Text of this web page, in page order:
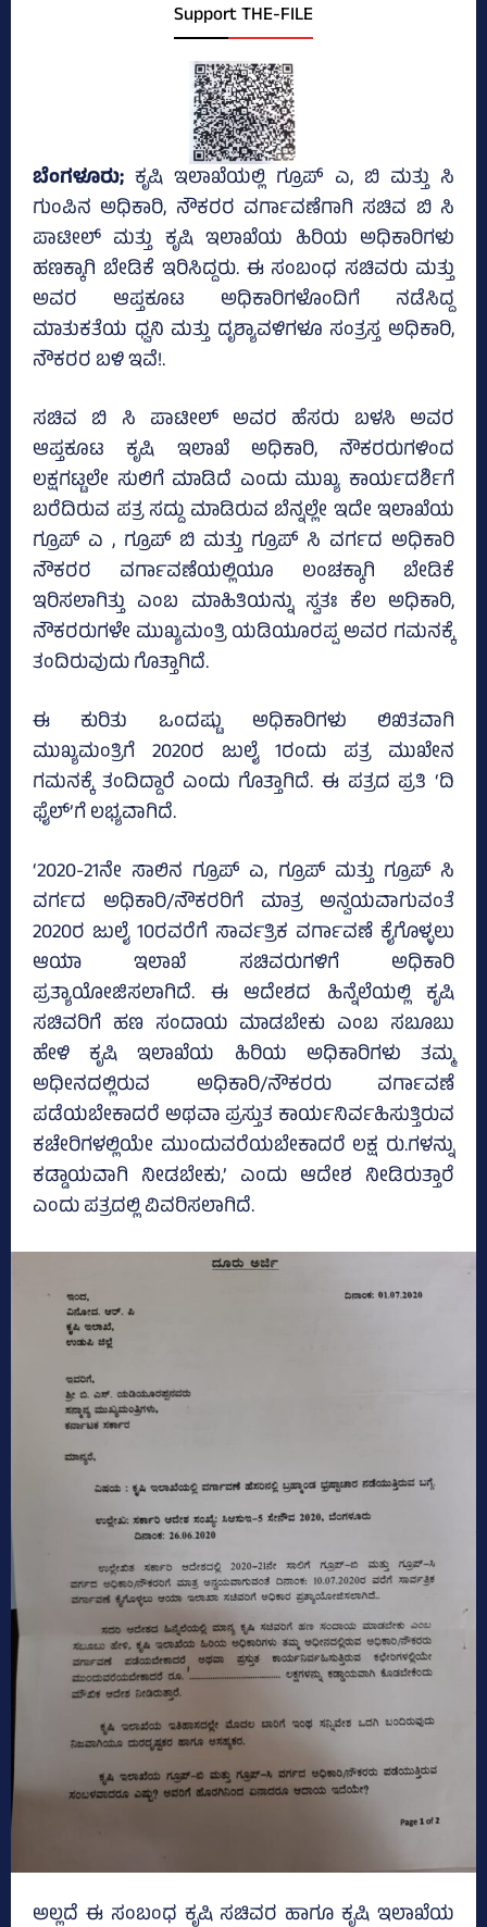
Support THE-FILE
ಬೆಂಗಳೂರು; ಕೃಷಿ ಇಲಾಖೆಯಲ್ಲಿ ಗ್ರೂಪ್‌ ಎ, ಬಿ ಮತ್ತು ಸಿ
ಗುಂಪಿನ ಅಧಿಕಾರಿ, ನೌಕರರ ವರ್ಗಾವಣೆಗಾಗಿ ಸಚಿವ ಬಿ ಸಿ
ಪಾಟೀಲ್‌ ಮತ್ತು ಕೃಷಿ ಇಲಾಖೆಯ ಹಿರಿಯ ಅಧಿಕಾರಿಗಳು
ಹಣಕ್ಕಾಗಿ ಬೇಡಿಕೆ ಇರಿಸಿದ್ದರು. ಈ ಸಂಬಂಧ ಸಚಿವರು ಮತ್ತು
ಅವರ ಆಪ್ತಕೂಟ ಅಧಿಕಾರಿಗಳೊಂದಿಗೆ ನಡೆಸಿದ್ದ
ಮಾತುಕತೆಯ ಧ್ವನಿ ಮತ್ತು ದೃಶ್ಯಾವಳಿಗಳೂ ಸಂತ್ರಸ್ತ ಅಧಿಕಾರಿ,
ನೌಕರರ ಬಳಿ ಇವೆ!.
ಸಚಿವ ಬಿ ಸಿ ಪಾಟೀಲ್ ಅವರ ಹೆಸರು ಬಳಸಿ ಅವರ
ಆಪ್ತಕೂಟ ಕೃಷಿ ಇಲಾಖೆ ಅಧಿಕಾರಿ, ನೌಕರರುಗಳಿಂದ
ಲಕ್ಷಗಟ್ಟಲೇ ಸುಲಿಗೆ ಮಾಡಿದೆ ಎಂದು ಮುಖ್ಯ ಕಾರ್ಯದರ್ಶಿಗೆ
ಬರೆದಿರುವ ಪತ್ರ ಸದ್ದು ಮಾಡಿರುವ ಬೆನ್ನಲ್ಲೇ ಇದೇ ಇಲಾಖೆಯ
ಗ್ರೂಪ್‌ ಎ , ಗ್ರೂಪ್‌ ಬಿ ಮತ್ತು ಗ್ರೂಪ್‌ ಸಿ ವರ್ಗದ ಅಧಿಕಾರಿ
ನೌಕರರ ವರ್ಗಾವಣೆಯಲ್ಲಿಯೂ ಲಂಚಕ್ಕಾಗಿ ಬೇಡಿಕೆ
ಇರಿಸಲಾಗಿತ್ತು ಎಂಬ ಮಾಹಿತಿಯನ್ನು ಸ್ವತಃ ಕೆಲ ಅಧಿಕಾರಿ,
ನೌಕರರುಗಳೇ ಮುಖ್ಯಮಂತ್ರಿ ಯಡಿಯೂರಪ್ಪ ಅವರ ಗಮನಕ್ಕೆ
ತಂದಿರುವುದು ಗೊತ್ತಾಗಿದೆ.
ಈ ಕುರಿತು ಒಂದಷ್ಟು ಅಧಿಕಾರಿಗಳು ಲಿಖಿತವಾಗಿ
ಮುಖ್ಯಮಂತ್ರಿಗೆ 2020ರ ಜುಲೈ 1ರಂದು ಪತ್ರ ಮುಖೇನ
ಗಮನಕ್ಕೆ ತಂದಿದ್ದಾರೆ ಎಂದು ಗೊತ್ತಾಗಿದೆ. ಈ ಪತ್ರದ ಪ್ರತಿ ‘ದಿ
ಫೈಲ್‌’ಗೆ ಲಭ್ಯವಾಗಿದೆ.
‘2020-21ನೇ ಸಾಲಿನ ಗ್ರೂಪ್‌ ಎ, ಗ್ರೂಪ್‌ ಮತ್ತು ಗ್ರೂಪ್‌ ಸಿ
ವರ್ಗದ ಅಧಿಕಾರಿ/ನೌಕರರಿಗೆ ಮಾತ್ರ ಅನ್ವಯವಾಗುವಂತೆ
2020ರ ಜುಲೈ 10ರವರೆಗೆ ಸಾರ್ವತ್ರಿಕ ವರ್ಗಾವಣೆ ಕೈಗೊಳ್ಳಲು
ಆಯಾ ಇಲಾಖೆ ಸಚಿವರುಗಳಿಗೆ ಅಧಿಕಾರಿ
ಪ್ರತ್ಯಾಯೋಜಿಸಲಾಗಿದೆ. ಈ ಆದೇಶದ ಹಿನ್ನೆಲೆಯಲ್ಲಿ ಕೃಷಿ
ಸಚಿವರಿಗೆ ಹಣ ಸಂದಾಯ ಮಾಡಬೇಕು ಎಂಬ ಸಬೂಬು
ಹೇಳಿ ಕೃಷಿ ಇಲಾಖೆಯ ಹಿರಿಯ ಅಧಿಕಾರಿಗಳು ತಮ್ಮ
ಅಧೀನದಲ್ಲಿರುವ ಅಧಿಕಾರಿ/ನೌಕರರು ವರ್ಗಾವಣೆ
ಪಡೆಯಬೇಕಾದರೆ ಅಥವಾ ಪ್ರಸ್ತುತ ಕಾರ್ಯನಿರ್ವಹಿಸುತ್ತಿರುವ
ಕಚೇರಿಗಳಲ್ಲಿಯೇ ಮುಂದುವರೆಯಬೇಕಾದರೆ ಲಕ್ಷ ರು.ಗಳನ್ನು
ಕಡ್ಡಾಯವಾಗಿ ನೀಡಬೇಕು,’ ಎಂದು ಆದೇಶ ನೀಡಿರುತ್ತಾರೆ
ಎಂದು ಪತ್ರದಲ್ಲಿ ವಿವರಿಸಲಾಗಿದೆ.
ಅಲ್ಲದೆ ಈ ಸಂಬಂಧ ಕೃಷಿ ಸಚಿವರ ಹಾಗೂ ಕೃಷಿ ಇಲಾಖೆಯ